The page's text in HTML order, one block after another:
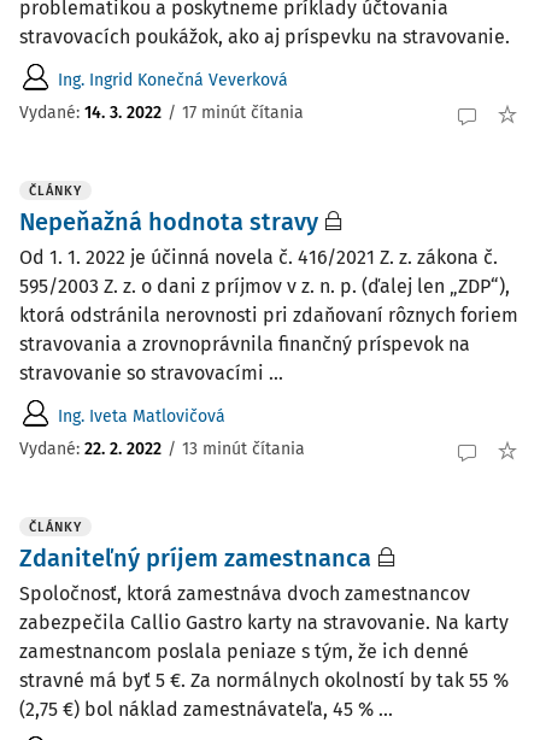
problematikou a poskytneme príklady účtovania
stravovacích poukážok, ako aj príspevku na stravovanie.
Ing. Ingrid Konečná Veverková
Vydané: 14. 3. 2022 / 17 minút čítania
ČLÁNKY
Nepeňažná hodnota stravy
Od 1. 1. 2022 je účinná novela č. 416/2021 Z. z. zákona č.
595/2003 Z. z. o dani z príjmov v z. n. p. (ďalej len „ZDP“),
ktorá odstránila nerovnosti pri zdaňovaní rôznych foriem
stravovania a zrovnoprávnila finančný príspevok na
stravovanie so stravovacími ...
Ing. Iveta Matlovičová
Vydané: 22. 2. 2022 / 13 minút čítania
ČLÁNKY
Zdaniteľný príjem zamestnanca
Spoločnosť, ktorá zamestnáva dvoch zamestnancov
zabezpečila Callio Gastro karty na stravovanie. Na karty
zamestnancom poslala peniaze s tým, že ich denné
stravné má byť 5 €. Za normálnych okolností by tak 55 %
(2,75 €) bol náklad zamestnávateľa, 45 % ...